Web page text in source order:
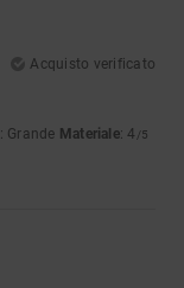
Acquisto verificato
: Grande Materiale: 4 /5